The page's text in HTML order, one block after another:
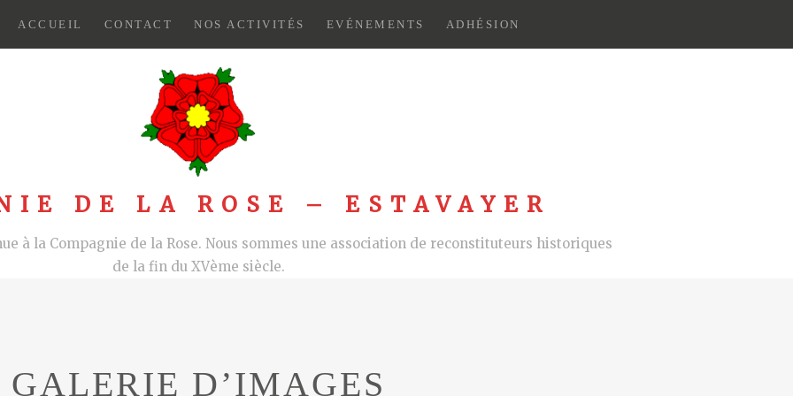
ACCUEIL CONTACT NOS ACTIVITÉS EVÉNEMENTS ADHÉSION
DE LA ROSE – ESTAVAYER
à la Compagnie de la Rose. Nous sommes une association de reconstituteurs historiques
de la fin du XVème siècle.
GALERIE D’IMAGES